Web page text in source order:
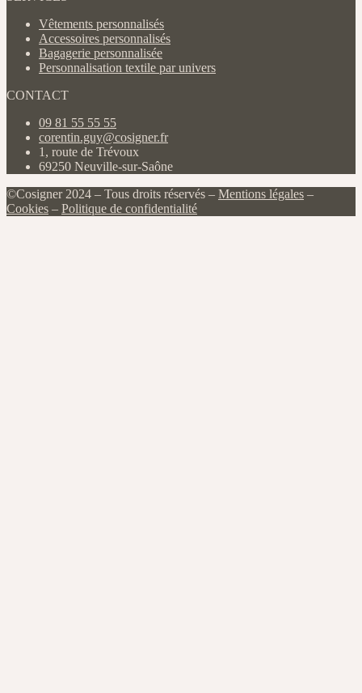
Vêtements personnalisés
Accessoires personnalisés
Bagagerie personnalisée
Personnalisation textile par univers
CONTACT
09 81 55 55 55
corentin.guy@cosigner.fr
1, route de Trévoux
69250 Neuville-sur-Saône
©Cosigner 2024 – Tous droits réservés – Mentions légales –
Cookies – Politique de confidentialité